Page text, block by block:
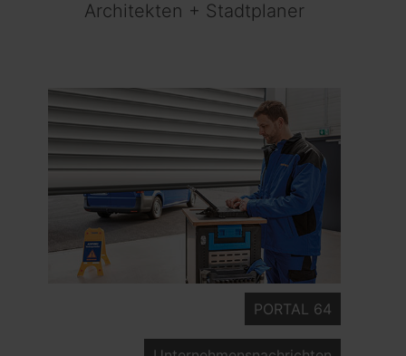
Architekten + Stadtplaner
PORTAL 64